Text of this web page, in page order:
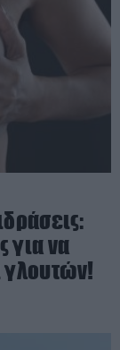
για να
γλουτών!